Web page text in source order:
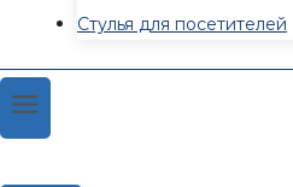
Стулья для посетителей